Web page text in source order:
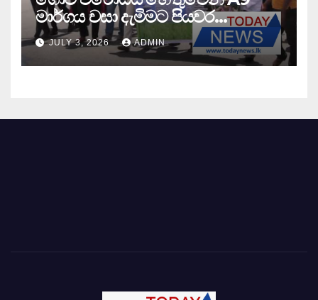
මාර්ගය වසා දැමිමට පියවර…
JULY 3, 2026 ADMIN